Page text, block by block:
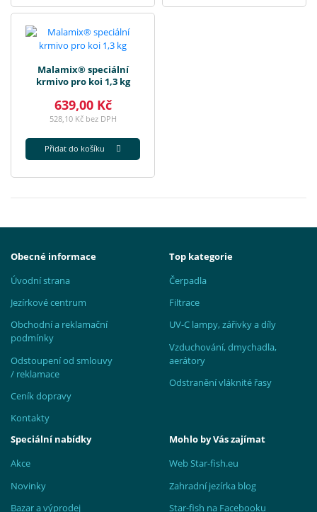
Malamix® speciální
krmivo pro koi 1,3 kg
639,00 Kč
528,10 Kč bez DPH
Přidat do košíku
Obecné informace
Úvodní strana
Jezírkové centrum
Obchodní a reklamační
podmínky
Odstoupení od smlouvy
/ reklamace
Ceník dopravy
Kontakty
Top kategorie
Čerpadla
Filtrace
UV-C lampy, zářivky a díly
Vzduchování, dmychadla,
aerátory
Odstranění vláknité řasy
Speciální nabídky
Akce
Novinky
Bazar a výprodej
Mohlo by Vás zajímat
Web Star-fish.eu
Zahradní jezírka blog
Star-fish na Facebooku